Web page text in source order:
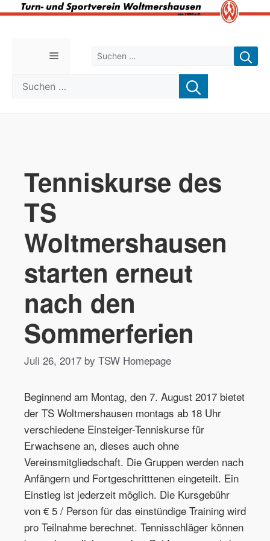
Suchen nach:
Menü
Suchen nach:
Tenniskurse des
TS
Woltmershausen
starten erneut
nach den
Sommerferien
Juli 26, 2017 by TSW Homepage
Beginnend am Montag, den 7. August 2017 bietet
der TS Woltmershausen montags ab 18 Uhr
verschiedene Einsteiger-Tenniskurse für
Erwachsene an, dieses auch ohne
Vereinsmitgliedschaft. Die Gruppen werden nach
Anfängern und Fortgeschritttenen eingeteilt. Ein
Einstieg ist jederzeit möglich. Die Kursgebühr
von € 5 / Person für das einstündige Training wird
pro Teilnahme berechnet. Tennisschläger können